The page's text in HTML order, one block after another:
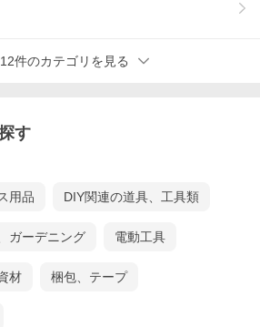
件のカテゴリを見る
す
用品 DIY関連の道具、工具類
ガーデニング 電動工具
材 梱包、テープ